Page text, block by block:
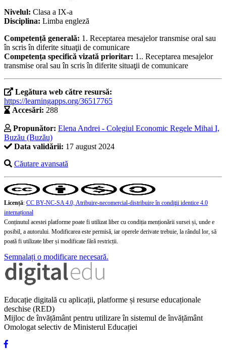
Nivelul: Clasa a IX-a
Disciplina: Limba engleză
Competență generală: 1. Receptarea mesajelor transmise oral sau
în scris în diferite situaţii de comunicare
Competența specifică vizată prioritar: 1.. Receptarea mesajelor
transmise oral sau în scris în diferite situaţii de comunicare
Legătura web către resursă:
https://learningapps.org/36517765
Accesări: 288
Propunător: Elena Andrei - Colegiul Economic Regele Mihai I,
Buzău (Buzău)
Data validării: 17 august 2024
Căutare avansată
Licență: CC BY-NC-SA 4.0, Atribuire-necomercial-distribuire în condiţii identice 4.0
internațional
Conținutul acestei platforme poate fi utilizat liber cu condiția menționării sursei și, unde e
posibil, a autorului. Modificarea este permisă, iar operele derivate trebuie, la rândul lor, să
poată fi utilizate liber și modificate fără restricții.
Semnalați o modificare necesară.
Educație digitală cu aplicații, platforme și resurse educaționale
deschise (RED)
Mijloc de învățământ pentru utilizare în sistemul de învățământ
Omologat selectiv de Ministerul Educației